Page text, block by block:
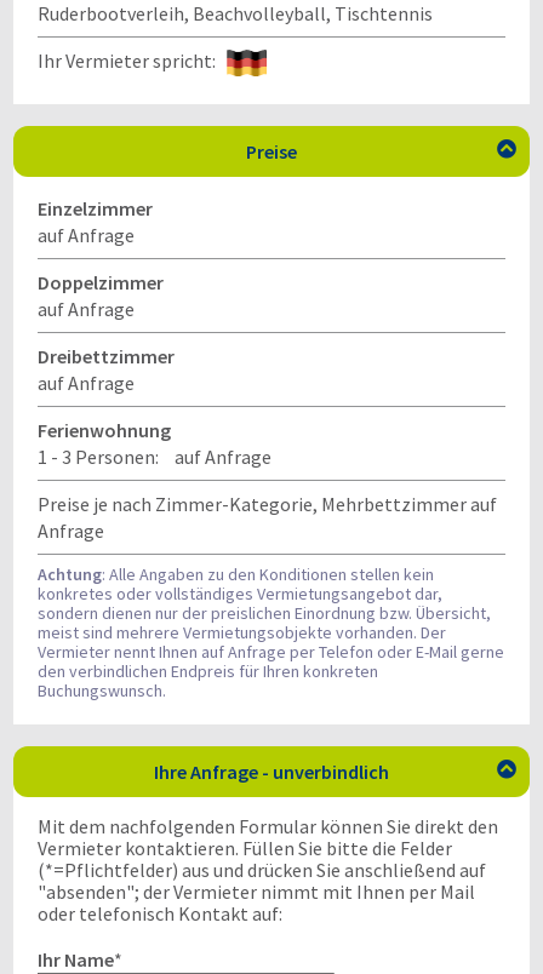
Ruderbootverleih, Beachvolleyball, Tischtennis
Ihr Vermieter spricht:
Preise 
Einzelzimmer
auf Anfrage
Doppelzimmer
auf Anfrage
Dreibettzimmer
auf Anfrage
Ferienwohnung
1 - 3 Personen:
auf Anfrage
Preise je nach Zimmer-Kategorie, Mehrbettzimmer auf
Anfrage
Achtung: Alle Angaben zu den Konditionen stellen kein
konkretes oder vollständiges Vermietungsangebot dar,
sondern dienen nur der preislichen Einordnung bzw. Übersicht,
meist sind mehrere Vermietungsobjekte vorhanden. Der
Vermieter nennt Ihnen auf Anfrage per Telefon oder E-Mail gerne
den verbindlichen Endpreis für Ihren konkreten
Buchungswunsch.
Ihre Anfrage - unverbindlich 
Mit dem nachfolgenden Formular können Sie direkt den
Vermieter kontaktieren. Füllen Sie bitte die Felder
(*=Pflichtfelder) aus und drücken Sie anschließend auf
"absenden"; der Vermieter nimmt mit Ihnen per Mail
oder telefonisch Kontakt auf:
Ihr Name*